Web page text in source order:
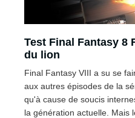
Test Final Fantasy 8
du lion
Final Fantasy VIII a su se
aux autres épisodes de la
qu'à cause de soucis
la génération actuelle. Mais